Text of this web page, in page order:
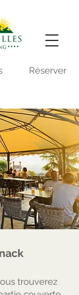
Réserver
trouverez